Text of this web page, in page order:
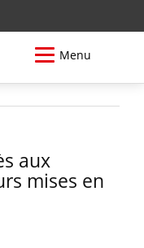
Menu
aux
mises en